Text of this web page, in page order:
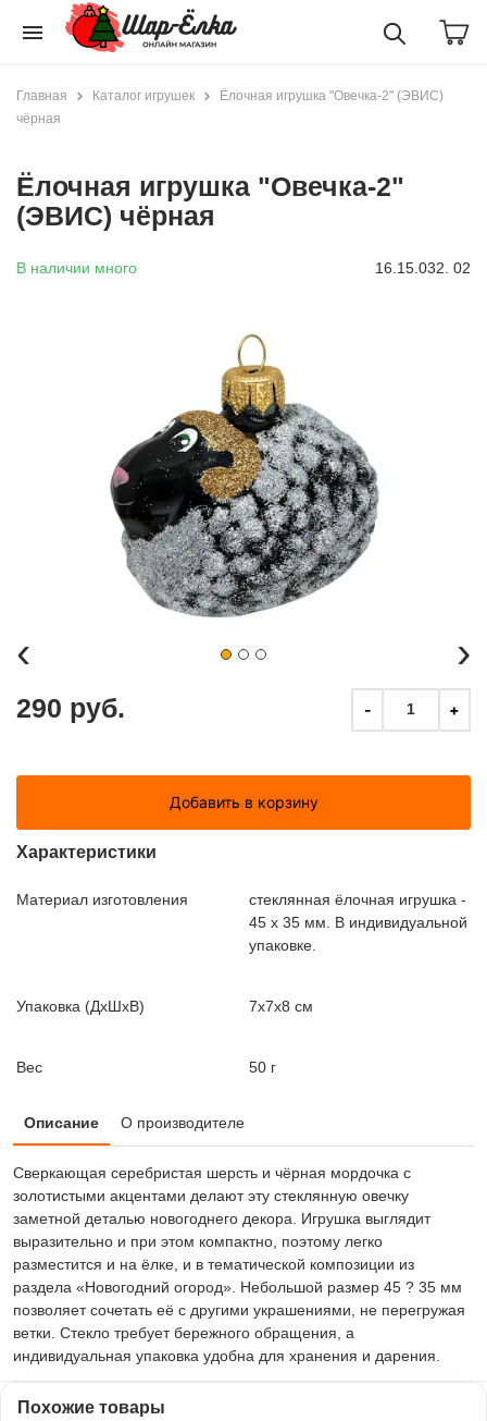
menu
Главная Каталог игрушек
Ёлочная игрушка "Овечка-2" (ЭВИС)
чёрная
Ёлочная игрушка "Овечка-2"
(ЭВИС) чёрная
В наличии много 16.15.032. 02
‹ ›
290 руб. - 1 +
Добавить в корзину
Характеристики
Материал изготовления
стеклянная ёлочная игрушка -
45 х 35 мм. В индивидуальной
упаковке.
Упаковка (ДxШxВ) 7x7x8 см
Вес 50 г
Описание О производителе
Сверкающая серебристая шерсть и чёрная мордочка с
золотистыми акцентами делают эту стеклянную овечку
заметной деталью новогоднего декора. Игрушка выглядит
выразительно и при этом компактно, поэтому легко
разместится и на ёлке, и в тематической композиции из
раздела «Новогодний огород». Небольшой размер 45 ? 35 мм
позволяет сочетать её с другими украшениями, не перегружая
ветки. Стекло требует бережного обращения, а
индивидуальная упаковка удобна для хранения и дарения.
Похожие товары